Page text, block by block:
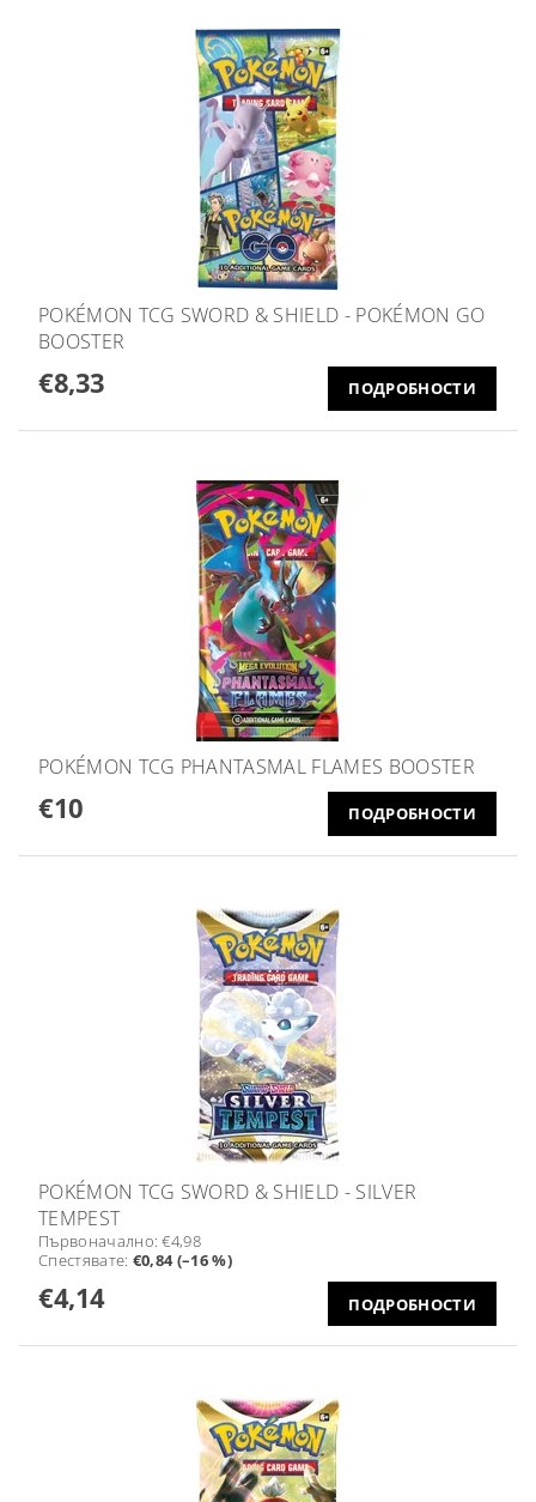
POKÉMON TCG SWORD & SHIELD - POKÉMON GO
BOOSTER
€8,33 ПОДРОБНОСТИ
POKÉMON TCG PHANTASMAL FLAMES BOOSTER
€10 ПОДРОБНОСТИ
POKÉMON TCG SWORD & SHIELD - SILVER
TEMPEST
Първоначално:€4,98
Спестявате: €0,84 (–16 %)
€4,14 ПОДРОБНОСТИ